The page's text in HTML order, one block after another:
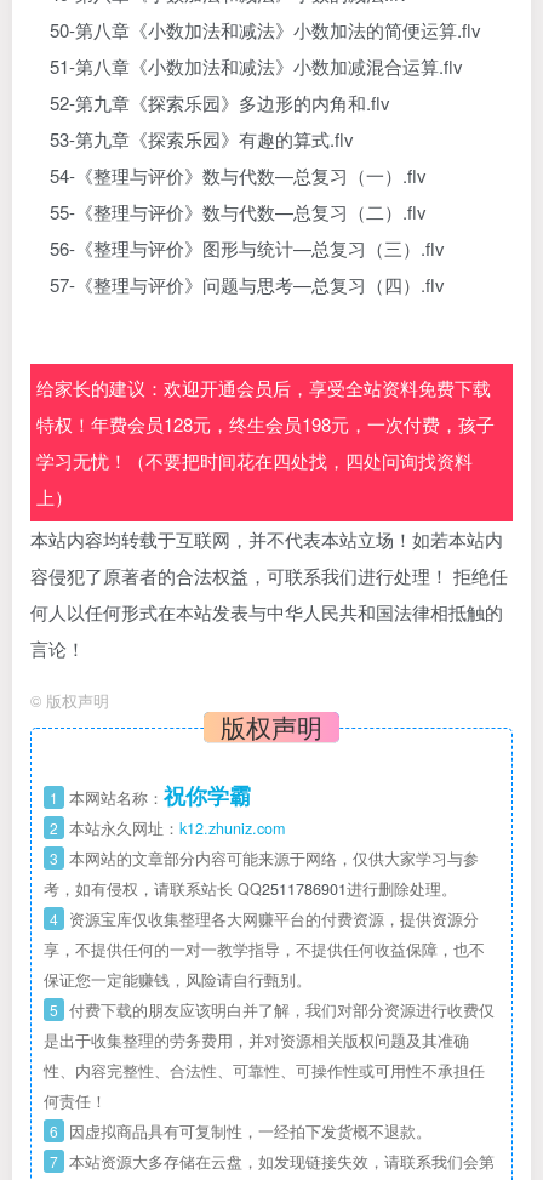
50-第八章《小数加法和减法》小数加法的简便运算.flv
51-第八章《小数加法和减法》小数加减混合运算.flv
52-第九章《探索乐园》多边形的内角和.flv
53-第九章《探索乐园》有趣的算式.flv
54-《整理与评价》数与代数—总复习（一）.flv
55-《整理与评价》数与代数—总复习（二）.flv
56-《整理与评价》图形与统计—总复习（三）.flv
57-《整理与评价》问题与思考—总复习（四）.flv
给家长的建议：欢迎开通会员后，享受全站资料免费下载
特权！年费会员128元，终生会员198元，一次付费，孩子
学习无忧！（不要把时间花在四处找，四处问询找资料
上）
本站内容均转载于互联网，并不代表本站立场！如若本站内
容侵犯了原著者的合法权益，可联系我们进行处理！ 拒绝任
何人以任何形式在本站发表与中华人民共和国法律相抵触的
言论！
© 版权声明
版权声明
1 本网站名称： 祝你学霸
2 本站永久网址： k12.zhuniz.com
3 本网站的文章部分内容可能来源于网络，仅供大家学习与参
考，如有侵权，请联系站长 QQ2511786901进行删除处理。
4 资源宝库仅收集整理各大网赚平台的付费资源，提供资源分
享，不提供任何的一对一教学指导，不提供任何收益保障，也不
保证您一定能赚钱，风险请自行甄别。
5 付费下载的朋友应该明白并了解，我们对部分资源进行收费仅
是出于收集整理的劳务费用，并对资源相关版权问题及其准确
性、内容完整性、合法性、可靠性、可操作性或可用性不承担任
何责任！
6 因虚拟商品具有可复制性，一经拍下发货概不退款。
7 本站资源大多存储在云盘，如发现链接失效，请联系我们会第